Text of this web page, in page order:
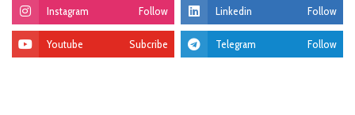
Instagram Follow Linkedin Follow
Youtube Subcribe Telegram Follow